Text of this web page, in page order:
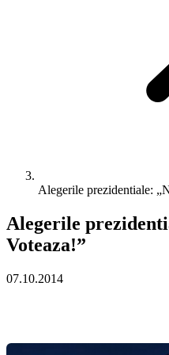
Alegerile prezidentiale:
Alegerile
Voteaza!”
07.10.2014